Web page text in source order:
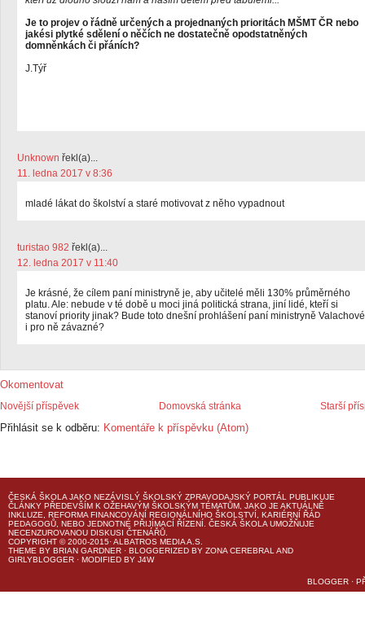
Je to projev o řádně určených a projednaných prioritách MŠMT ČR nebo
jakési plytké sdělení o něčích ne dostatečně opodstatněných
domněnkách či přáních?
J.Týř
Unknown řekl(a)...
11. ledna 2017 v 8:36
mladé lákat do školství a staré motivovat z něho vypadnout
turistao 982 řekl(a)...
12. ledna 2017 v 11:40
Je krásné, že cílem paní ministryně je, aby učitelé měli 130% průměrného
platu. Ale: nebude v té době u moci jiná politická strana, jiní lidé, kteří si
stanoví priority jinak? Bude toto dnešní prohlášení paní ministryně Valachové
i pro ně závazné?
Okomentovat
Novější příspěvek Starší
Domovská stránka
Přihlásit se k odběru: Komentáře k příspěvku (Atom)
ČESKÁ ŠKOLA JAKO NEZÁVISLÝ ŠKOLSKÝ ZPRAVODAJSKÝ PORTÁL PUBLIKUJE
ČLÁNKY PŘEDEVŠÍM K OŽEHAVÝM ŠKOLSKÝM TÉMATŮM, JAKO JE AKTUÁLNĚ
INKLUZE, REFORMA FINANCOVÁNÍ REGIONÁLNÍHO ŠKOLSTVÍ, KARIÉRNÍ ŘÁD
PEDAGOGŮ, NEBO JEDNOTNÉ PŘIJÍMACÍ ŘÍZENÍ. ČESKÁ ŠKOLA UMOŽŇUJE
NECENZUROVANOU DISKUSI ČTENÁŘŮ.
COPYRIGHT © 2000-2015· ALBATROS MEDIA A.S.
THEME BY BRIAN GARDNER · BLOGGERIZED BY ZONA CEREBRAL AND
GIRLYBLOGGER · MODIFIED BY J4W
BLOGGER ·